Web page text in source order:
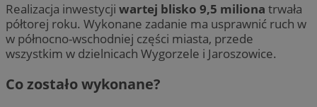
Realizacja inwestycji wartej blisko 9,5 miliona trwała
półtorej roku. Wykonane zadanie ma usprawnić ruch w
w północno-wschodniej części miasta, przede
wszystkim w dzielnicach Wygorzele i Jaroszowice.
Co zostało wykonane?